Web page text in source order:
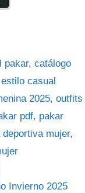
pakar,catálogo
estilo casual
2025, outfits
pdf, pakar
deportiva mujer,
Invierno 2025